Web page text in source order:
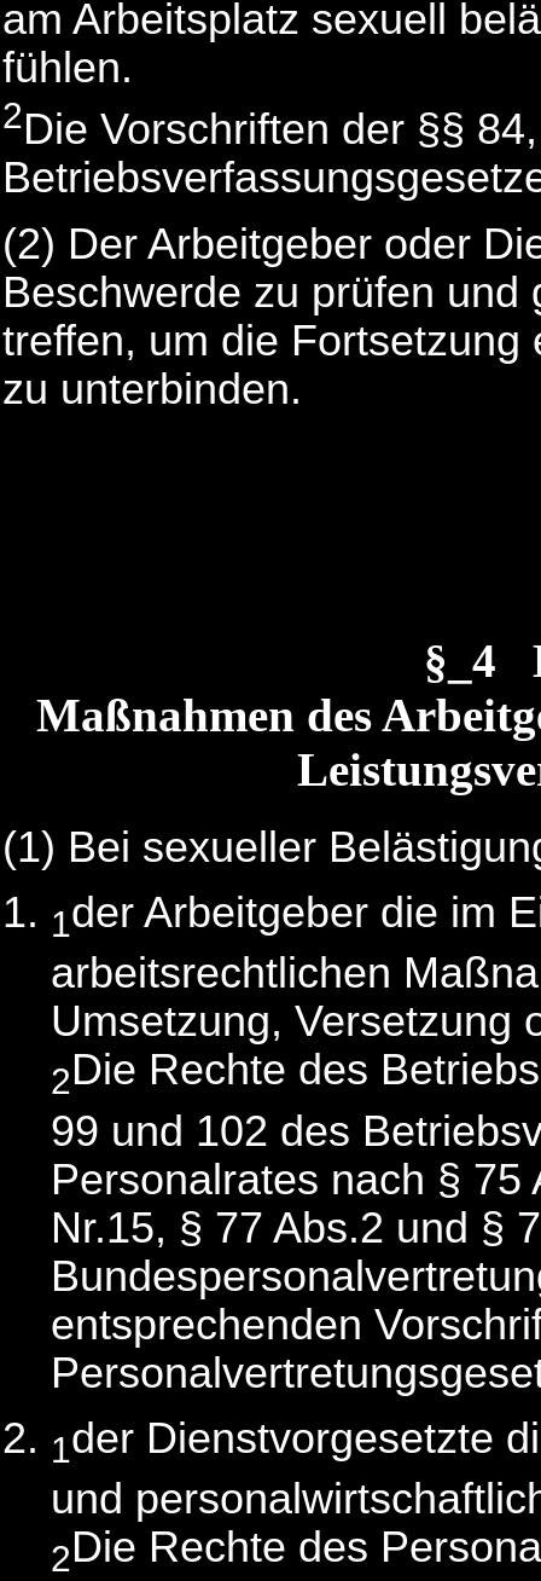
am Arbeitsplatz sexuell
fühlen.
2Die Vorschriften der §§
(2) Der Arbeitgeber oder
Beschwerde zu prüfen
treffen, um die
zu unterbinden.
§_4
Maßnahmen des
(1) Bei sexueller
1der Arbeitgeber die im
arbeitsrechtlichen
Umsetzung, Versetzung
2Die Rechte des
99 und 102 des
Personalrates nach § 75
Nr.15, § 77 Abs.2 und §
entsprechenden
1der Dienstvorgesetzte
und
2Die Rechte des